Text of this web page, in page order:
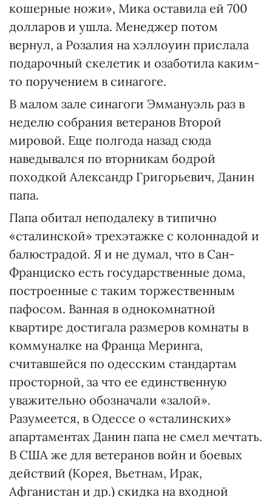
кошерные ножи», Мика оставила ей 700
долларов и ушла. Менеджер потом
вернул, а Розалия на хэллоуин прислала
подарочный скелетик и озаботила каким-
то поручением в синагоге.
В малом зале синагоги Эммануэль раз в
неделю собрания ветеранов Второй
мировой. Еще полгода назад сюда
наведывался по вторникам бодрой
походкой Александр Григорьевич, Данин
папа.
Папа обитал неподалеку в типично
«сталинской» трехэтажке с колоннадой и
балюстрадой. Я и не думал, что в Сан-
Франциско есть государственные дома,
построенные с таким торжественным
пафосом. Ванная в однокомнатной
квартире достигала размеров комнаты в
коммуналке на Франца Меринга,
считавшейся по одесским стандартам
просторной, за что ее единственную
уважительно обозначали «залой».
Разумеется, в Одессе о «сталинских»
апартаментах Данин папа не смел мечтать.
В США же для ветеранов войн и боевых
действий (Корея, Вьетнам, Ирак,
Афганистан и др.) скидка на входной